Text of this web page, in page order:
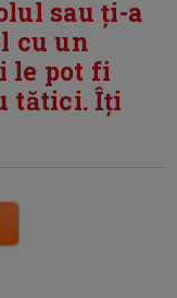
sau ți-a
cu un
le pot fi
tătici. Îți